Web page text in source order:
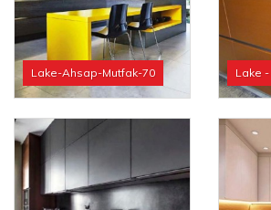
Lake-Ahsap-Mutfak-70 Lake